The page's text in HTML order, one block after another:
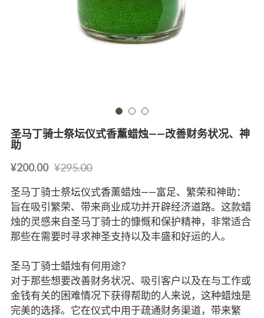
圣马丁骑士祭坛仪式香薰蜡烛——改善财务状况、神
助
¥200.00 ¥295.00
圣马丁骑士祭坛仪式香薰蜡烛——富足、繁荣和神助：
旨在吸引繁荣、带来商业成功并开辟经济道路。这款蜡
烛的灵感来自圣马丁骑士的慷慨和保护精神，非常适合
那些在需要时寻求神圣支持以及丰盛和好运的人。
圣马丁骑士蜡烛有何用途？
对于那些想要改善财务状况、吸引客户以及在与工作或
金钱有关的困难情况下获得帮助的人来说，这种蜡烛是
完美的选择。它在仪式中用于疏通财务渠道，带来繁